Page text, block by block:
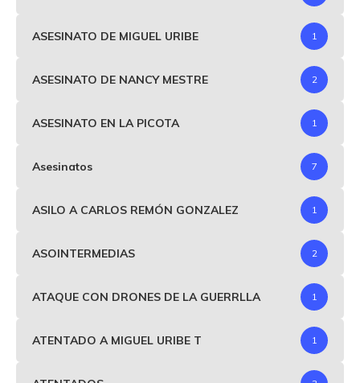
ASESINATO DE MIGUEL URIBE 1
ASESINATO DE NANCY MESTRE 2
ASESINATO EN LA PICOTA 1
Asesinatos 7
ASILO A CARLOS REMÓN GONZALEZ 1
ASOINTERMEDIAS 2
ATAQUE CON DRONES DE LA GUERRLLA 1
ATENTADO A MIGUEL URIBE T 1